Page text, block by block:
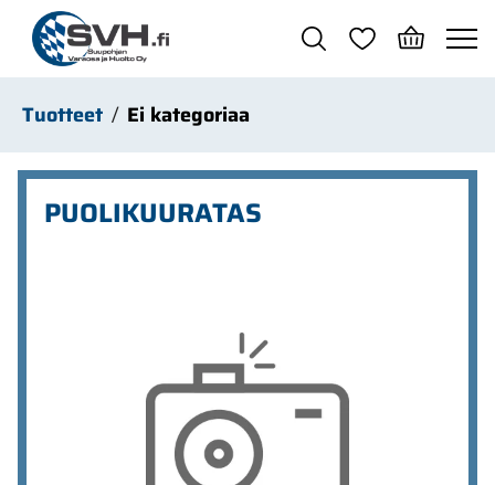
Siirry pääsisältöön
Tuotteet Ei kategoriaa
PUOLIKUURATAS